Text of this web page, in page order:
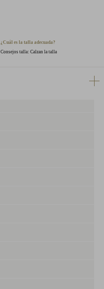
¿Cuál es la talla adecuada?
Consejos talla: Calzan la talla